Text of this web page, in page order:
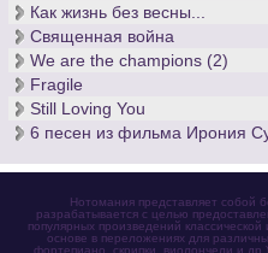
Как жизнь без весны...
Священная война
We are the champions (2)
Fragile
Still Loving You
6 песен из фильма Ирония
Нотомания представляет собой
разрабатывается с целью
популярных произведений
основе в переложениях для